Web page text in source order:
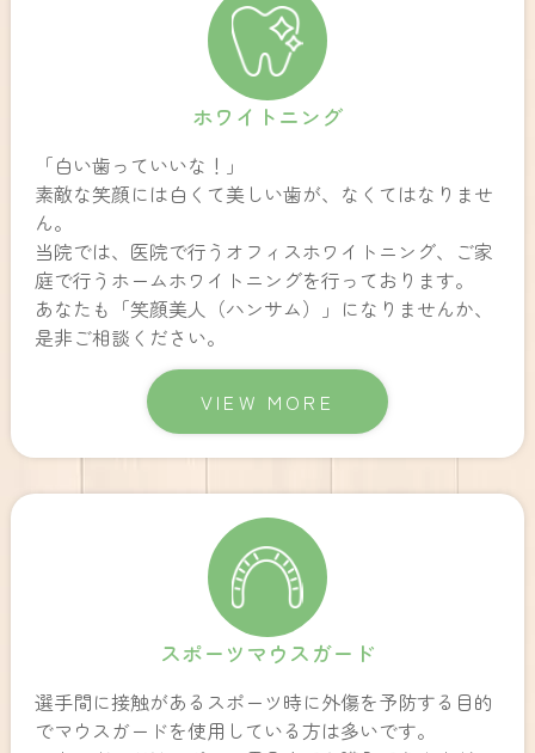
ホワイトニング
「白い歯っていいな！」
素敵な笑顔には白くて美しい歯が、なくてはなりませ
ん。
当院では、医院で行うオフィスホワイトニング、ご家
庭で行うホームホワイトニングを行っております。
あなたも「笑顔美人（ハンサム）」になりませんか、
是非ご相談ください。
VIEW MORE
スポーツマウスガード
選手間に接触があるスポーツ時に外傷を予防する目的
でマウスガードを使用している方は多いです。